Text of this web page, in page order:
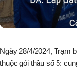
Ngày 28/4/2024, Trạm
thuộc gói thầu số 5: